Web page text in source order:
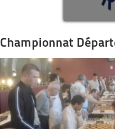
Championnat